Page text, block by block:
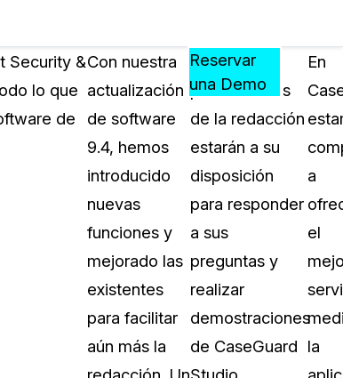
Recursos
APRENDA,
CONECTE
Y
CREZCA
CON
Preguntas Frecuentes
CaseGuard
Artículos
Redacte archivos de video con
algoritmo mejorado
Eventos
Reservar
una Demo
Security &
lo que
de
Con nuestra
actualización
de software
9.4, hemos
introducido
nuevas
funciones y
mejorado las
existentes
para facilitar
aún más la
Nuestros
profesionales
de la redacción
estarán a su
disposición
para responder
a sus
preguntas y
realizar
demostraciones
de CaseGuard
En
a
el
la